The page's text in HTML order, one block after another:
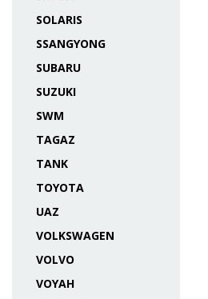
SOLARIS
SSANGYONG
SUBARU
SUZUKI
SWM
TAGAZ
TANK
TOYOTA
UAZ
VOLKSWAGEN
VOLVO
VOYAH